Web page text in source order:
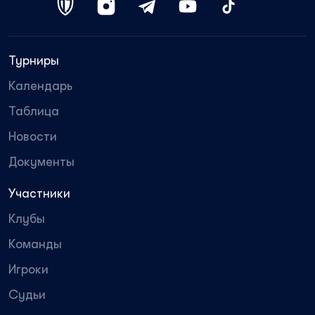
Турниры
Календарь
Таблица
Новости
Документы
Участники
Клубы
Команды
Игроки
Судьи